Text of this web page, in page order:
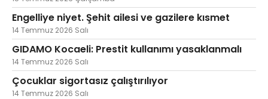
Engelliye niyet. Şehit ailesi ve gazilere kısmet
14 Temmuz 2026 Salı
GIDAMO Kocaeli: Prestit kullanımı yasaklanmalı
14 Temmuz 2026 Salı
Çocuklar sigortasız çalıştırılıyor
14 Temmuz 2026 Salı